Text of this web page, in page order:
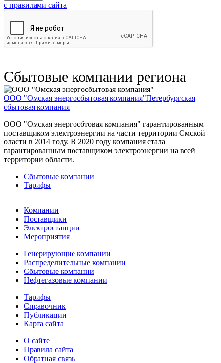
с правилами сайта
Сбытовые компании региона
ООО "Омская энергосбытовая компания"Петербургская
сбытовая компания
ООО "Омская энергосбтовая компания" гарантированным
поставщиком электроэнергии на части территории Омской
оласти в 2014 году. В 2020 году компания стала
гарантированным поставщиком электроэнергии на всей
территории области.
Сбытовые компании
Тарифы
Компании
Поставщики
Электростанции
Мероприятия
Генерирующие компании
Распределительные компании
Сбытовые компании
Нефтегазовые компании
Тарифы
Справочник
Публикации
Карта сайта
О сайте
Правила сайта
Обратная связь